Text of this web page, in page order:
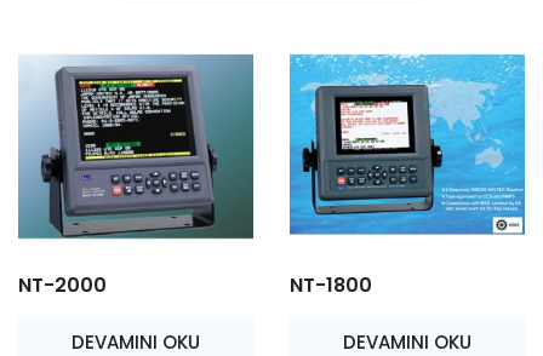
NT-2000
DEVAMINI OKU
NT-1800
DEVAMINI OKU